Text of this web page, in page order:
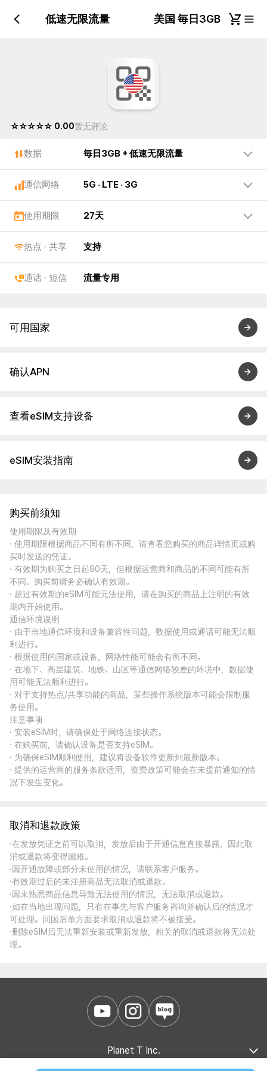
3GB + 低速无限流量 美国 毎日3GB + 低速
☆☆☆☆☆ 0.00暂无评论
数据 毎日3GB + 低速无限流量
通信网络 5G · LTE · 3G
使用期限 27天
热点 · 共享 支持
通话 · 短信 流量专用
可用国家
确认APN
查看eSIM支持设备
eSIM安装指南
购买前须知
使用期限及有效期
· 使用期限根据商品不同有所不同，请查看您购买的商品详情页或购
买时发送的凭证。
· 有效期为购买之日起90天，但根据运营商和商品的不同可能有所
不同。购买前请务必确认有效期。
· 超过有效期的eSIM可能无法使用，请在购买的商品上注明的有效
期内开始使用。
通信环境说明
· 由于当地通信环境和设备兼容性问题，数据使用或通话可能无法顺
利进行。
· 根据使用的国家或设备，网络性能可能会有所不同。
· 在地下、高层建筑、地铁、山区等通信网络较差的环境中，数据使
用可能无法顺利进行。
· 对于支持热点/共享功能的商品，某些操作系统版本可能会限制服
务使用。
注意事项
· 安装eSIM时，请确保处于网络连接状态。
· 在购买前，请确认设备是否支持eSIM。
· 为确保eSIM顺利使用，建议将设备软件更新到最新版本。
· 提供的运营商的服务条款适用，资费政策可能会在未提前通知的情
况下发生变化。
取消和退款政策
·在发放凭证之前可以取消，发放后由于开通信息直接暴露，因此取
消或退款将变得困难。
·因开通故障或部分未使用的情况，请联系客户服务。
·有效期过后的未注册商品无法取消或退款。
·因未熟悉商品信息导致无法使用的情况，无法取消或退款。
·如在当地出现问题，只有在事先与客户服务咨询并确认后的情况才
可处理。回国后单方面要求取消或退款将不被接受。
·删除eSIM后无法重新安装或重新发放，相关的取消或退款将无法处
理。
Planet T Inc.